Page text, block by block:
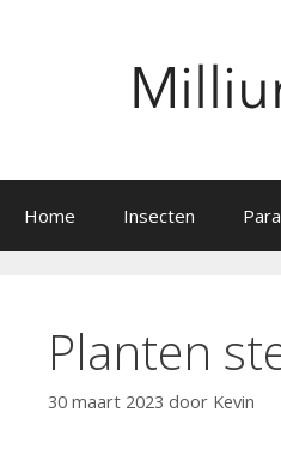
Home Insecten
Planten
30 maart 2023 door Kevin